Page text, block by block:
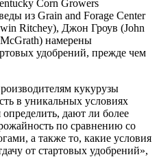
Corn Growers
из Grain and Forage Center
Ritchey), Джон Гроув (John
намерены
удобрений, прежде чем
кукурузы
в уникальных условиях
дают ли более
по сравнению со
а также то, какие условия
от стартовых удобрений»,